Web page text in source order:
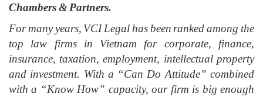
Chambers & Partners.
For many years, VCI Legal has been ranked among the
top law firms in Vietnam for corporate, finance,
insurance, taxation, employment, intellectual property
and investment. With a “Can Do Attitude” combined
with a “Know How” capacity, our firm is big enough